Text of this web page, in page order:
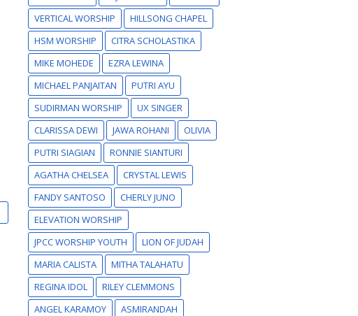
VERTICAL WORSHIP
HILLSONG CHAPEL
HSM WORSHIP
CITRA SCHOLASTIKA
MIKE MOHEDE
EZRA LEWINA
MICHAEL PANJAITAN
PUTRI AYU
SUDIRMAN WORSHIP
UX SINGER
CLARISSA DEWI
JAWA ROHANI
OLIVIA
PUTRI SIAGIAN
RONNIE SIANTURI
AGATHA CHELSEA
CRYSTAL LEWIS
FANDY SANTOSO
CHERLY JUNO
ELEVATION WORSHIP
JPCC WORSHIP YOUTH
LION OF JUDAH
MARIA CALISTA
MITHA TALAHATU
REGINA IDOL
RILEY CLEMMONS
ANGEL KARAMOY
ASMIRANDAH